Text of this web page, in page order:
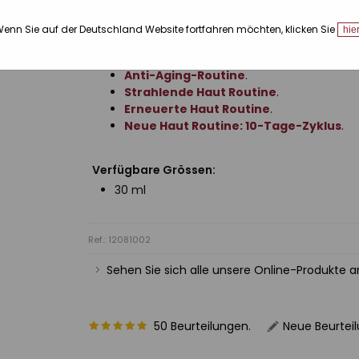
Sie auf der Deutschland Website fortfahren möchten, klicken Sie hier
Tägliche Gesichtspflege-Routine
Anti-Aging-Routine.
Strahlende Haut Routine.
Erneuerte Haut Routine.
Neue Haut Routine: 10-Tage-Zyklus.
Verfügbare Grössen:
30 ml
Ref.: 12081002
Sehen Sie sich alle unsere Online-Produkte
50 Beurteilungen. Neue